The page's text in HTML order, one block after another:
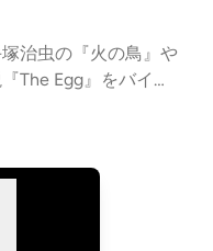
『ザ・バーディ
00:43:55 Charli XC
解体00:48:15 映画『t
のリアル00:50:22 4
れない恐怖00:53:37
治虫の『火の鳥』や
The Egg』をバイブ
もしれない」と不殺
ルモが語った「寂し